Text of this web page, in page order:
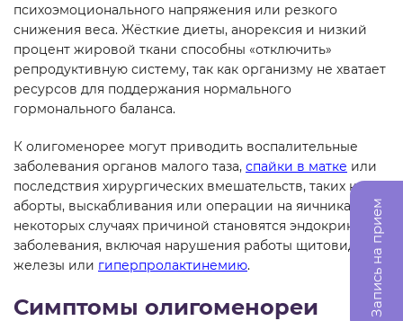
психоэмоционального напряжения или резкого
снижения веса. Жёсткие диеты, анорексия и низкий
процент жировой ткани способны «отключить»
репродуктивную систему, так как организму не хватает
ресурсов для поддержания нормального
гормонального баланса.
К олигоменорее могут приводить воспалительные
заболевания органов малого таза, спайки в матке или
последствия хирургических вмешательств, таких как
аборты, выскабливания или операции на яичниках. В
некоторых случаях причиной становятся эндокринные
заболевания, включая нарушения работы щитовидной
железы или гиперпролактинемию.
Симптомы олигоменореи Запись на прием